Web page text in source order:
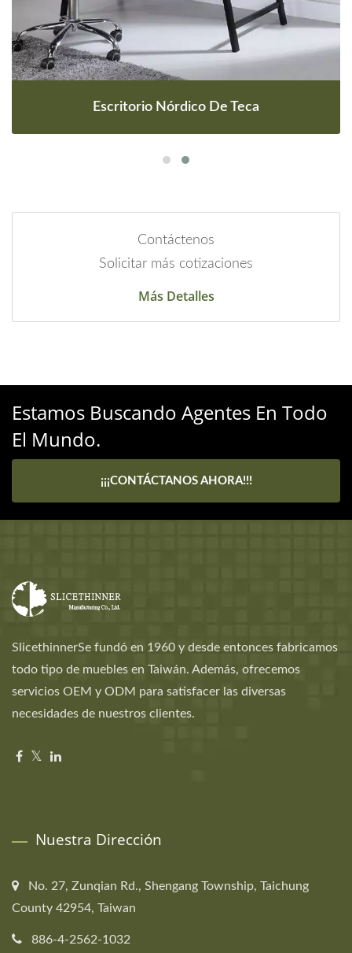
Escritorio Nórdico De Teca
Contáctenos
Solicitar más cotizaciones
Más Detalles
Estamos Buscando Agentes En Todo
El Mundo.
¡¡¡CONTÁCTANOS AHORA!!!
SlicethinnerSe fundó en 1960 y desde entonces fabricamos
todo tipo de muebles en Taiwán. Además, ofrecemos
servicios OEM y ODM para satisfacer las diversas
necesidades de nuestros clientes.
Nuestra Dirección
No. 27, Zunqian Rd., Shengang Township, Taichung
County 42954, Taiwan
886-4-2562-1032